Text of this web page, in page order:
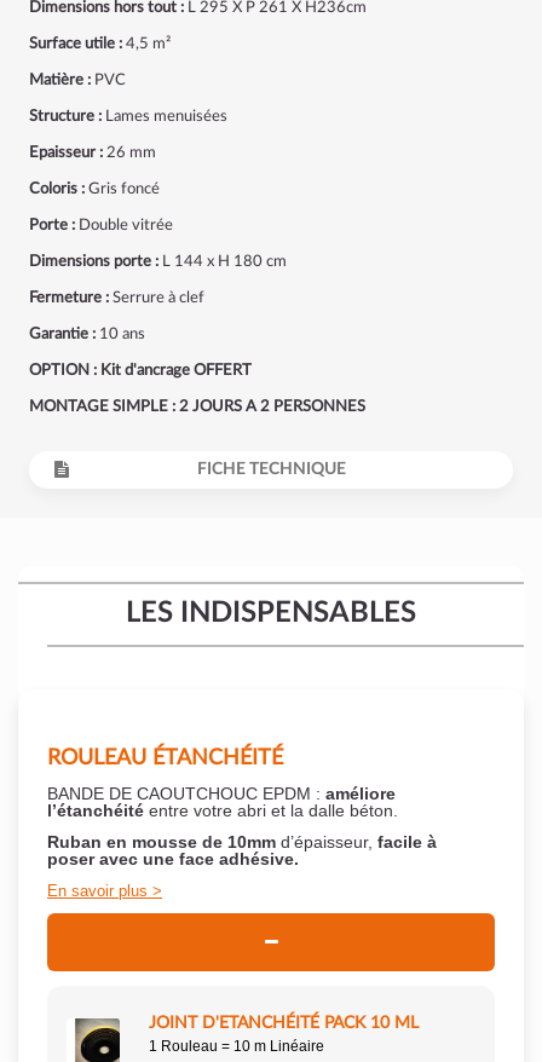
Dimensions hors tout : L 295 X P 261 X H236cm
Surface utile : 4,5 m²
Matière : PVC
Structure : Lames menuisées
Epaisseur : 26 mm
Coloris : Gris foncé
Porte : Double vitrée
Dimensions porte : L 144 x H 180 cm
Fermeture : Serrure à clef
Garantie : 10 ans
OPTION : Kit d'ancrage OFFERT
MONTAGE SIMPLE : 2 JOURS A 2 PERSONNES
FICHE TECHNIQUE
LES INDISPENSABLES
ROULEAU ÉTANCHÉITÉ
BANDE DE CAOUTCHOUC EPDM : améliore
l’étanchéité entre votre abri et la dalle béton.
Ruban en mousse de 10mm d’épaisseur, facile à
poser avec une face adhésive.
En savoir plus
JOINT D'ETANCHÉITÉ PACK 10 ML
1 Rouleau = 10 m Linéaire